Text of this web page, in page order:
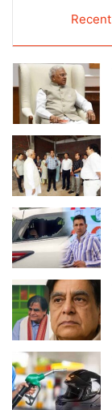
Recent